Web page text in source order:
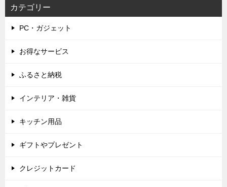
カテゴリー
PC・ガジェット
お得なサービス
ふるさと納税
インテリア・雑貨
キッチン用品
ギフトやプレゼント
クレジットカード